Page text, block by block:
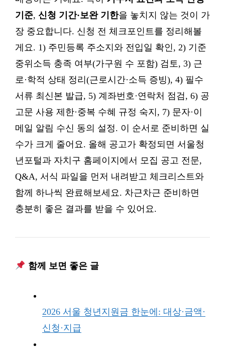
기준, 신청 기간·보완 기한을 놓치지 않는 것이 가
장 중요합니다. 신청 전 체크포인트를 정리해볼
게요. 1) 주민등록 주소지와 전입일 확인, 2) 기준
중위소득 충족 여부(가구원 수 포함) 검토, 3) 근
로·학적 상태 정리(근로시간·소득 증빙), 4) 필수
서류 최신본 발급, 5) 계좌번호·연락처 점검, 6) 공
고문 사용 제한·중복 수혜 규정 숙지, 7) 문자·이
메일 알림 수신 동의 설정. 이 순서로 준비하면 실
수가 크게 줄어요. 올해 공고가 확정되면 서울청
년포털과 자치구 홈페이지에서 모집 공고 전문,
Q&A, 서식 파일을 먼저 내려받고 체크리스트와
함께 하나씩 완료해보세요. 차근차근 준비하면
충분히 좋은 결과를 받을 수 있어요.
함께 보면 좋은 글
2026 서울 청년지원금 한눈에: 대상·금액·
신청·지급